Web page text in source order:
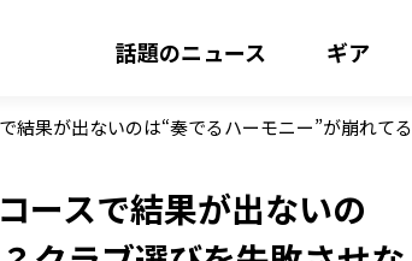
話題のニュース ギア
結果が出ないのは“奏でるハーモニー”が崩れ
ースで結果が出ないの